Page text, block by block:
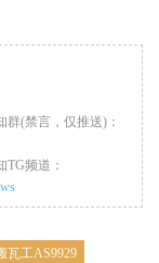
群(禁言，仅推送)：
TG频道：
瓦工AS9929